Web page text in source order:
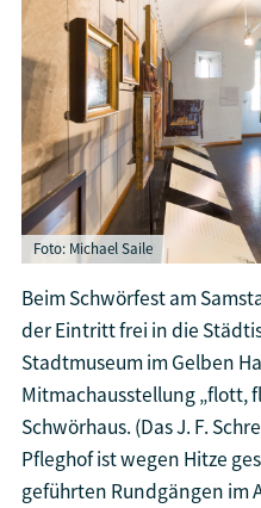
Foto: Michael Saile
Beim Schwörfest am
der Eintritt frei in die
Stadtmuseum im Gelben
Mitmachausstellung „flott,
Schwörhaus. (Das J. F.
Pfleghof ist wegen Hitze
geführten Rundgängen im